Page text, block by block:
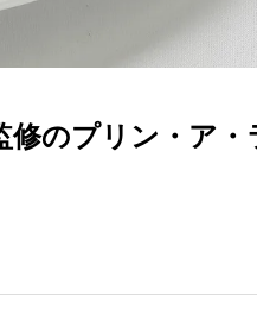
のプリン・ア・